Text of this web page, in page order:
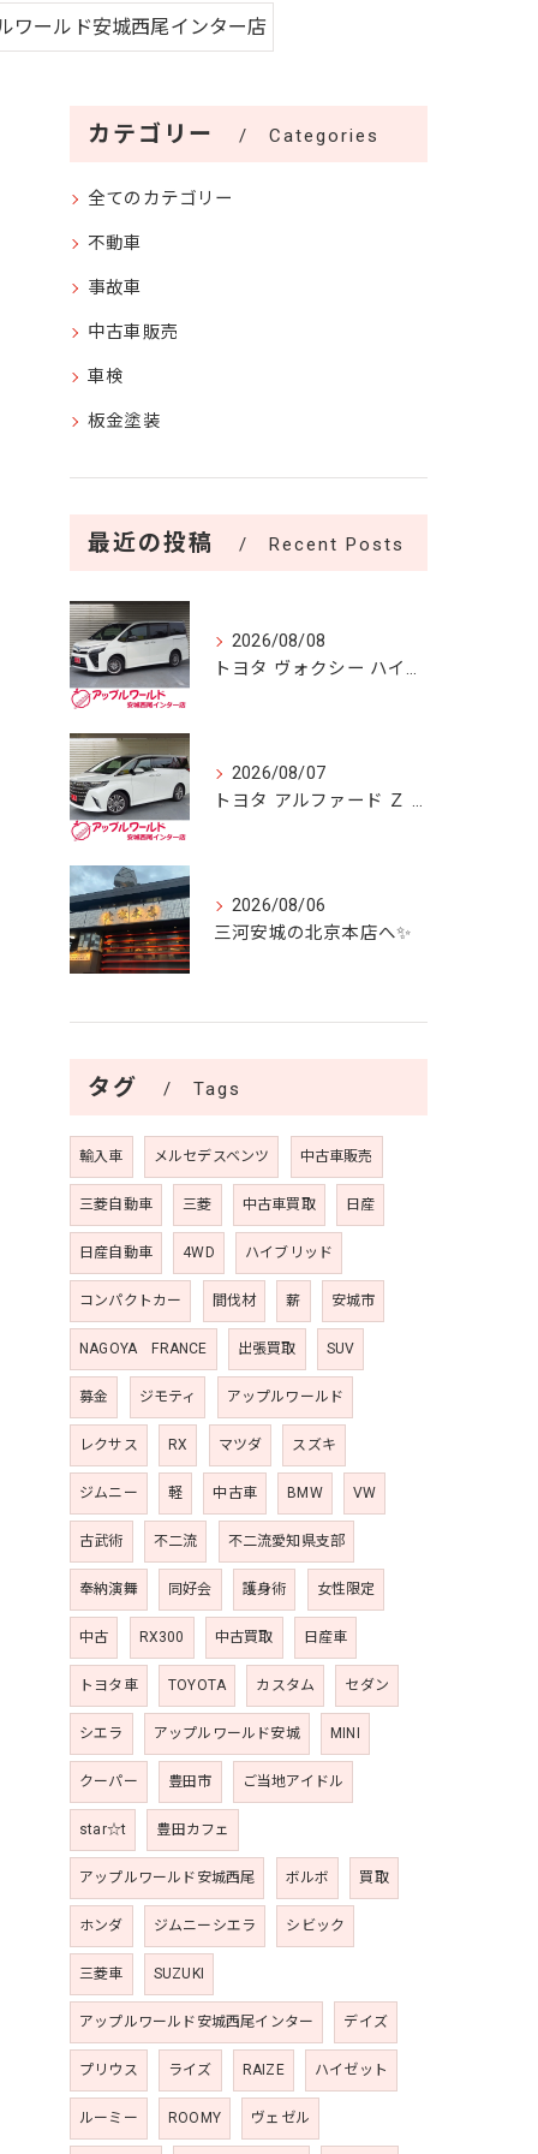
ワールド安城西尾インター店
カテゴリー Categories
全てのカテゴリー
不動車
事故車
中古車販売
車検
板金塗装
最近の投稿 Recent Posts
2026/08/08
トヨタ ヴォクシー ハイブリッドＺＳ 煌 入庫しました！！
2026/08/07
トヨタ アルファード Ｚ 入庫しました！！
2026/08/06
三河安城の北京本店へ✨️
タグ Tags
輸入車 メルセデスベンツ 中古車販売
三菱自動車 三菱 中古車買取 日産
日産自動車 4WD ハイブリッド
コンパクトカー 間伐材 薪 安城市
NAGOYA FRANCE 出張買取 SUV
募金 ジモティ アップルワールド
レクサス RX マツダ スズキ
ジムニー 軽 中古車 BMW VW
古武術 不二流 不二流愛知県支部
奉納演舞 同好会 護身術 女性限定
中古 RX300 中古買取 日産車
トヨタ車 TOYOTA カスタム セダン
シエラ アップルワールド安城 MINI
クーパー 豊田市 ご当地アイドル
star☆t 豊田カフェ
アップルワールド安城西尾 ボルボ 買取
ホンダ ジムニーシエラ シビック
三菱車 SUZUKI
アップルワールド安城西尾インター デイズ
プリウス ライズ RAIZE ハイゼット
ルーミー ROOMY ヴェゼル